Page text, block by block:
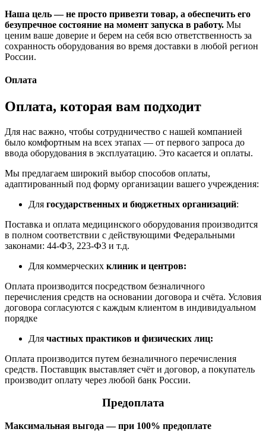
Наша цель — не просто привезти товар, а обеспечить его
безупречное состояние на момент запуска в работу. Мы
ценим ваше доверие и берем на себя всю ответственность за
сохранность оборудования во время доставки в любой регион
России.
Оплата
Оплата, которая вам подходит
Для нас важно, чтобы сотрудничество с нашей компанией
было комфортным на всех этапах — от первого запроса до
ввода оборудования в эксплуатацию. Это касается и оплаты.
Мы предлагаем широкий выбор способов оплаты,
адаптированный под форму организации вашего учреждения:
Для государственных и бюджетных организаций:
Поставка и оплата медицинского оборудования производится
в полном соответствии с действующими Федеральными
законами: 44-Ф3, 223-Ф3 и т.д.
Для коммерческих клиник и центров:
Оплата производится посредством безналичного
перечисления средств на основании договора и счёта. Условия
договора согласуются с каждым клиентом в индивидуальном
порядке
Для частных практиков и физических лиц:
Оплата производится путем безналичного перечисления
средств. Поставщик выставляет счёт и договор, а покупатель
производит оплату через любой банк России.
Предоплата
Максимальная выгода — при 100% предоплате